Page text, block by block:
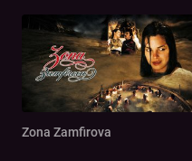
Zona Zamfirova